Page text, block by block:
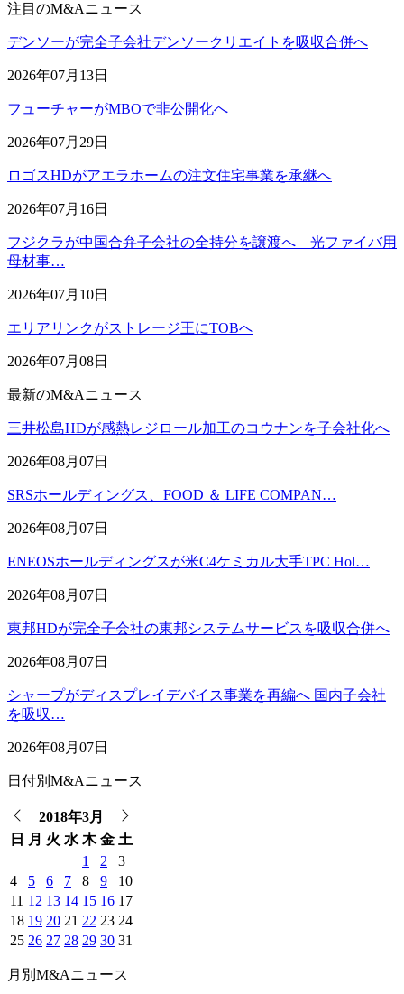
注目のM&Aニュース
デンソーが完全子会社デンソークリエイトを吸収合併へ
2026年07月13日
フューチャーがMBOで非公開化へ
2026年07月29日
ロゴスHDがアエラホームの注文住宅事業を承継へ
2026年07月16日
フジクラが中国合弁子会社の全持分を譲渡へ 光ファイバ用
母材事…
2026年07月10日
エリアリンクがストレージ王にTOBへ
2026年07月08日
最新のM&Aニュース
三井松島HDが感熱レジロール加工のコウナンを子会社化へ
2026年08月07日
SRSホールディングス、FOOD ＆ LIFE COMPAN…
2026年08月07日
ENEOSホールディングスが米C4ケミカル大手TPC Hol…
2026年08月07日
東邦HDが完全子会社の東邦システムサービスを吸収合併へ
2026年08月07日
シャープがディスプレイデバイス事業を再編へ 国内子会社
を吸収…
2026年08月07日
日付別M&Aニュース
2018年3月
日
月 火 水 木 金 土
1
2
3
4
5 6 7 8 9
10
11 12 13 14 15 16 17
18 19 20 21 22 23 24
25 26 27 28 29 30 31
月別M&Aニュース